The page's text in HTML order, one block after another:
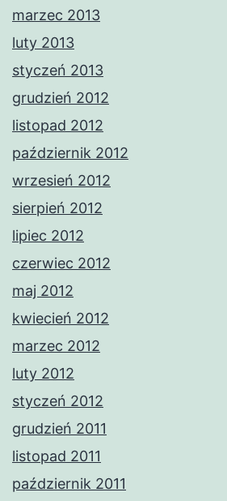
marzec 2013
luty 2013
styczeń 2013
grudzień 2012
listopad 2012
październik 2012
wrzesień 2012
sierpień 2012
lipiec 2012
czerwiec 2012
maj 2012
kwiecień 2012
marzec 2012
luty 2012
styczeń 2012
grudzień 2011
listopad 2011
październik 2011